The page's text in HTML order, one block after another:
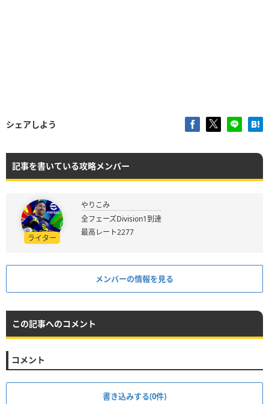
シェアしよう
記事を書いている攻略メンバー
ライター
やりこみ
全フェーズDivision1到達
最高レート2277
メンバーの情報を見る
この記事へのコメント
コメント
書き込みする(0件)